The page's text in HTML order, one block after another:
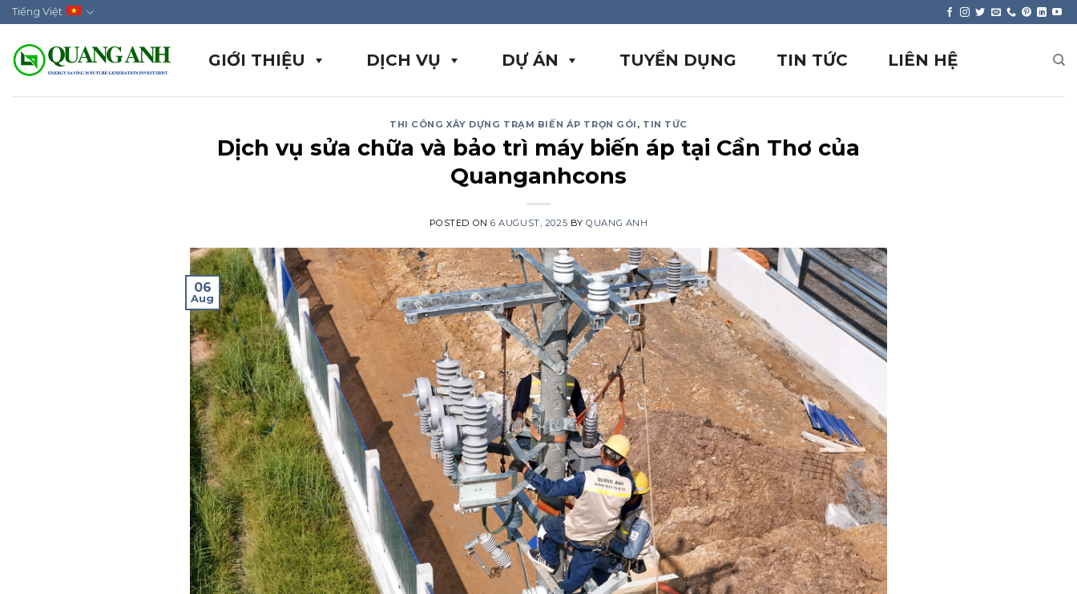
Skip
to
content
Tiếng Việt
GIỚI THIỆU DỊCH VỤ DỰ ÁN TUYỂN DỤNG TIN TỨC LIÊN HỆ
THI CÔNG XÂY DỰNG TRẠM BIẾN ÁP TRỌN GÓI , TIN TỨC
Dịch vụ sửa chữa và bảo trì máy biến áp tại Cần Thơ của
Quanganhcons
POSTED ON6 AUGUST, 2025 BYQUANG ANH
06
Aug